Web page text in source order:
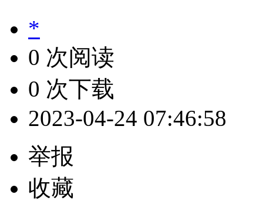
*
0 次阅读
0 次下载
2023-04-24 07:46:58
举报
收藏